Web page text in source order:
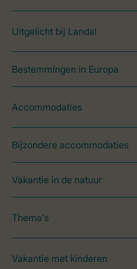
Uitgelicht bij Landal
Bestemmingen in Europa
Accommodaties
Bijzondere accommodaties
Vakantie in de natuur
Thema's
Vakantie met kinderen